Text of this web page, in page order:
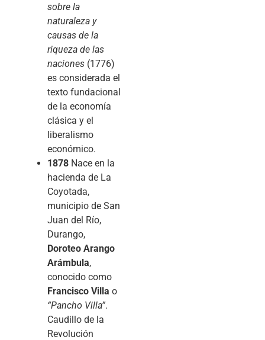
sobre la
naturaleza y
causas de la
riqueza de las
naciones (1776)
es considerada el
texto fundacional
de la economía
clásica y el
liberalismo
económico.
1878 Nace en la
hacienda de La
Coyotada,
municipio de San
Juan del Río,
Durango,
Doroteo Arango
Arámbula,
conocido como
Francisco Villa o
“Pancho Villa”.
Caudillo de la
Revolución